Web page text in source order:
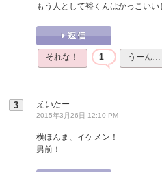
もう人として裕くんはかっこい
それな！ 1 うーん…
えいたー
2015年3月26日 12:10 PM
横ほんま、イケメン！
男前！